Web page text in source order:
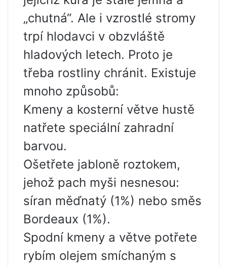
„chutná“. Ale i vzrostlé stromy
trpí hlodavci v obzvláště
hladových letech. Proto je
třeba rostliny chránit. Existuje
mnoho způsobů:
Kmeny a kosterní větve hustě
natřete speciální zahradní
barvou.
Ošetřete jabloně roztokem,
jehož pach myši nesnesou:
síran měďnatý (1%) nebo směs
Bordeaux (1%).
Spodní kmeny a větve potřete
rybím olejem smíchaným s